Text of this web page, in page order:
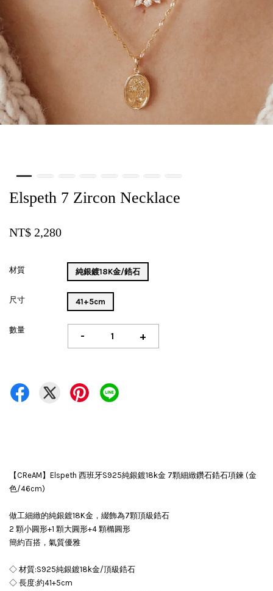
Elspeth 7 Zircon Necklace
NT$ 2,280
材質 純銀鍍18K金/鋯石
尺寸 41+5cm
數量 - +
【CReAM】Elspeth 西班牙S925純銀鍍18k金 7顆細緻鑽石鋯石項鍊 (金
色/46cm)
做工細緻的純銀鍍18K金，綴飾為7顆頂級鋯石
2 顆小圓形+1 顆大圓形+4 顆橢圓形
簡約百搭，氣質優雅
◇ 材質:S925純銀鍍18k金/頂級鋯石
◇ 長度:約41+5cm